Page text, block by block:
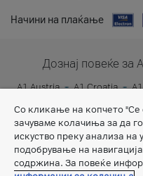
Начини на плаќање
Дознај повеќе за
A1 Austria A1 Croatia
Со кликање на копчето "Се
зачуваме колачиња за да
искуство преку анализа на
подобрување на
содржина. За повеќе